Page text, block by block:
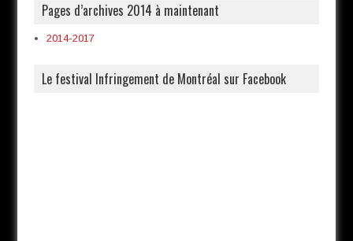
Pages d’archives 2014 à maintenant
2014-2017
Le festival Infringement de Montréal sur Facebook